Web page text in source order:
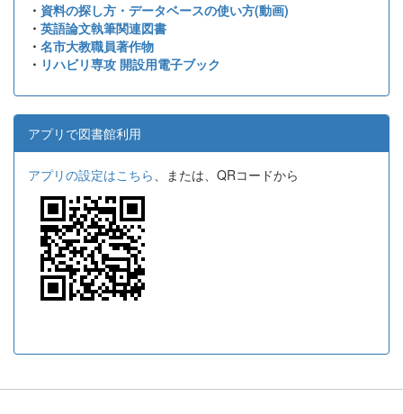
・ 資料の探し方・データベースの使い方(動画)
・ 英語論文執筆関連図書
・ 名市大教職員著作物
・ リハビリ専攻 開設用電子ブック
アプリで図書館利用
アプリの設定はこちら、または、QRコードから